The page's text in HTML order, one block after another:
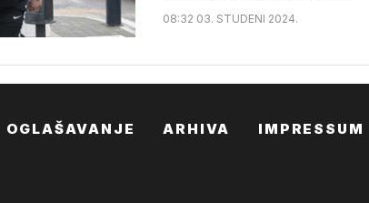
08:32 03. STUDENI 2024.
OGLAŠAVANJE ARHIVA IMPRESSUM